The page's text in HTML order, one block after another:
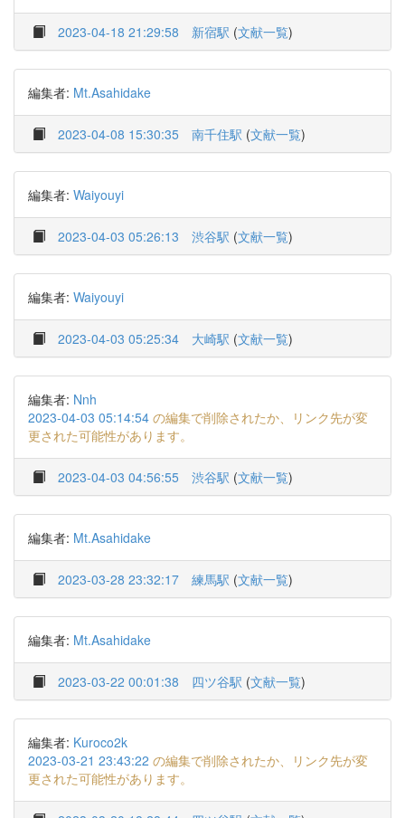
2023-04-18 21:29:58 新宿駅 (文献一覧)
編集者: Mt.Asahidake
2023-04-08 15:30:35 南千住駅 (文献一覧)
編集者: Waiyouyi
2023-04-03 05:26:13 渋谷駅 (文献一覧)
編集者: Waiyouyi
2023-04-03 05:25:34 大崎駅 (文献一覧)
編集者: Nnh
2023-04-03 05:14:54 の編集で削除されたか、リンク先が変
更された可能性があります。
2023-04-03 04:56:55 渋谷駅 (文献一覧)
編集者: Mt.Asahidake
2023-03-28 23:32:17 練馬駅 (文献一覧)
編集者: Mt.Asahidake
2023-03-22 00:01:38 四ツ谷駅 (文献一覧)
編集者: Kuroco2k
2023-03-21 23:43:22 の編集で削除されたか、リンク先が変
更された可能性があります。